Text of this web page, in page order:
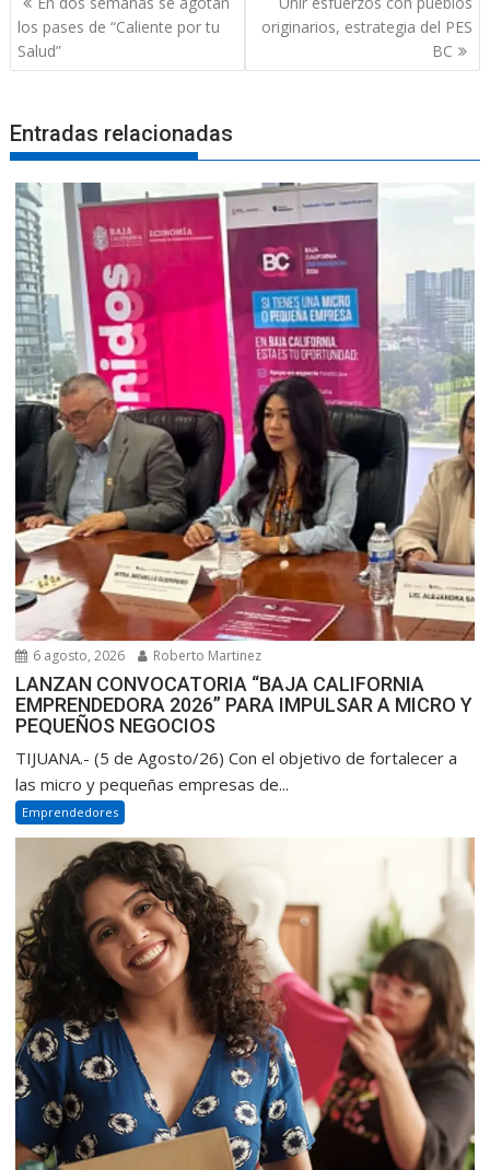
de
entradas
los pases de “Caliente por tu
Salud”
originarios, estrategia del PES
BC
Entradas relacionadas
6 agosto, 2026 Roberto Martinez
LANZAN CONVOCATORIA “BAJA CALIFORNIA
EMPRENDEDORA 2026” PARA IMPULSAR A MICRO Y
PEQUEÑOS NEGOCIOS
TIJUANA.- (5 de Agosto/26) Con el objetivo de fortalecer a
las micro y pequeñas empresas de...
Emprendedores